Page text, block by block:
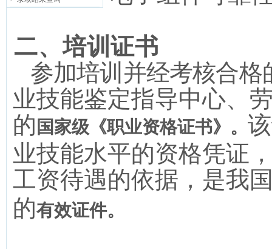
二、培训证书
参加培训并经考核合格
业技能鉴定指导中心、
的 国家级《职业资格证书》。
业技能水平的资格凭证
工资待遇的依据，是我
的有效证件。